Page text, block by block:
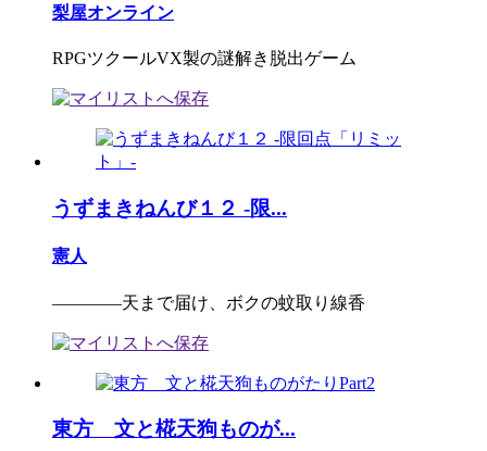
梨屋オンライン
RPGツクールVX製の謎解き脱出ゲーム
うずまきねんび１２ -限...
憲人
――――天まで届け、ボクの蚊取り線香
東方 文と椛天狗ものが...